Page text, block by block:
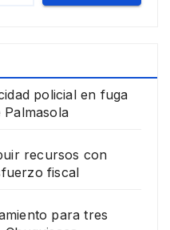
policial en fuga
recursos con
fiscal
para tres